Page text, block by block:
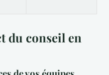
du conseil en